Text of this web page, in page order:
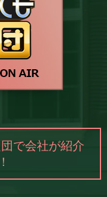
で会社が紹介